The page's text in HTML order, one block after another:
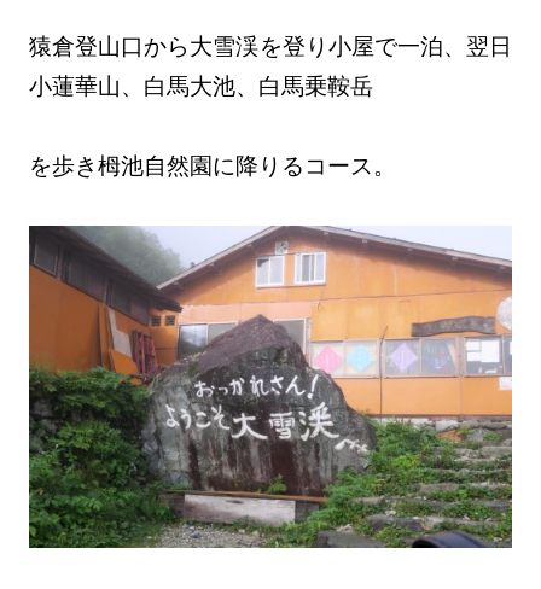
猿倉登山口から大雪渓を登り小屋で一泊、翌日
小蓮華山、白馬大池、白馬乗鞍岳
を歩き栂池自然園に降りるコース。